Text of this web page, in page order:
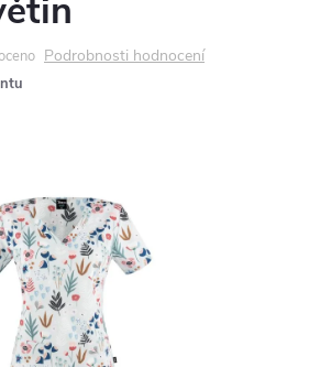
Podrobnosti hodnocení